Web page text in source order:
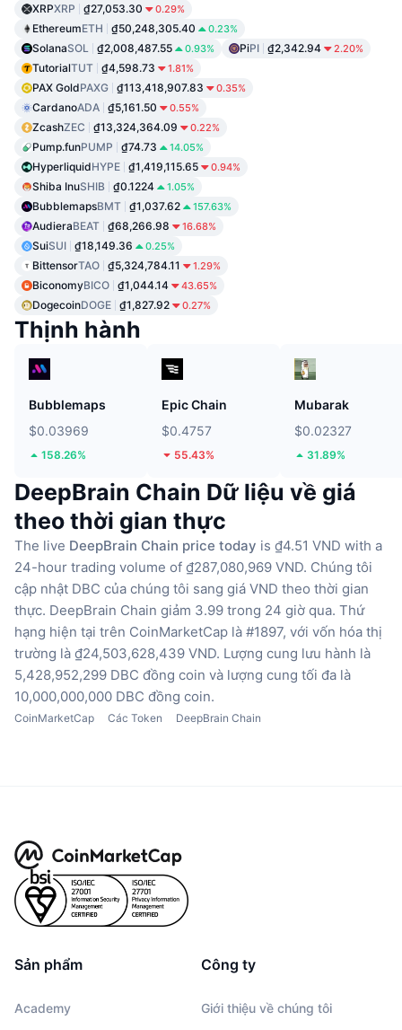
XRPXRP ₫27,053.30 0.29%
EthereumETH ₫50,248,305.40 0.23%
SolanaSOL ₫2,008,487.55 0.93% PiPI ₫2,342.94 2.20%
TutorialTUT ₫4,598.73 1.81%
PAX GoldPAXG ₫113,418,907.83 0.35%
CardanoADA ₫5,161.50 0.55%
ZcashZEC ₫13,324,364.09 0.22%
Pump.funPUMP ₫74.73 14.05%
HyperliquidHYPE ₫1,419,115.65 0.94%
Shiba InuSHIB ₫0.1224 1.05%
BubblemapsBMT ₫1,037.62 157.63%
AudieraBEAT ₫68,266.98 16.68%
SuiSUI ₫18,149.36 0.25%
BittensorTAO ₫5,324,784.11 1.29%
BiconomyBICO ₫1,044.14 43.65%
DogecoinDOGE ₫1,827.92 0.27%
Thịnh hành
Bubblemaps
$0.03969
158.26%
Epic Chain
$0.4757
55.43%
Mubarak
$0.02327
31.89%
DeepBrain Chain Dữ liệu về giá
theo thời gian thực
The live DeepBrain Chain price today is ₫4.51 VND with a
24-hour trading volume of ₫287,080,969 VND. Chúng tôi
cập nhật DBC của chúng tôi sang giá VND theo thời gian
thực. DeepBrain Chain giảm 3.99 trong 24 giờ qua. Thứ
hạng hiện tại trên CoinMarketCap là #1897, với vốn hóa thị
trường là ₫24,503,628,439 VND. Lượng cung lưu hành là
5,428,952,299 DBC đồng coin và lượng cung tối đa là
10,000,000,000 DBC đồng coin.
CoinMarketCap Các Token DeepBrain Chain
Sản phẩm
Academy
Công ty
Giới thiệu về chúng tôi